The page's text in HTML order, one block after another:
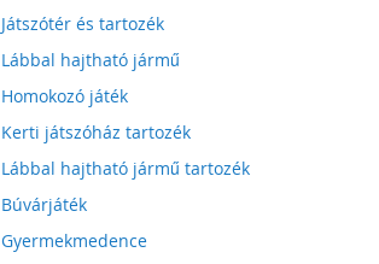
Játszótér és tartozék
Lábbal hajtható jármű
Homokozó játék
Kerti játszóház tartozék
Lábbal hajtható jármű tartozék
Búvárjáték
Gyermekmedence